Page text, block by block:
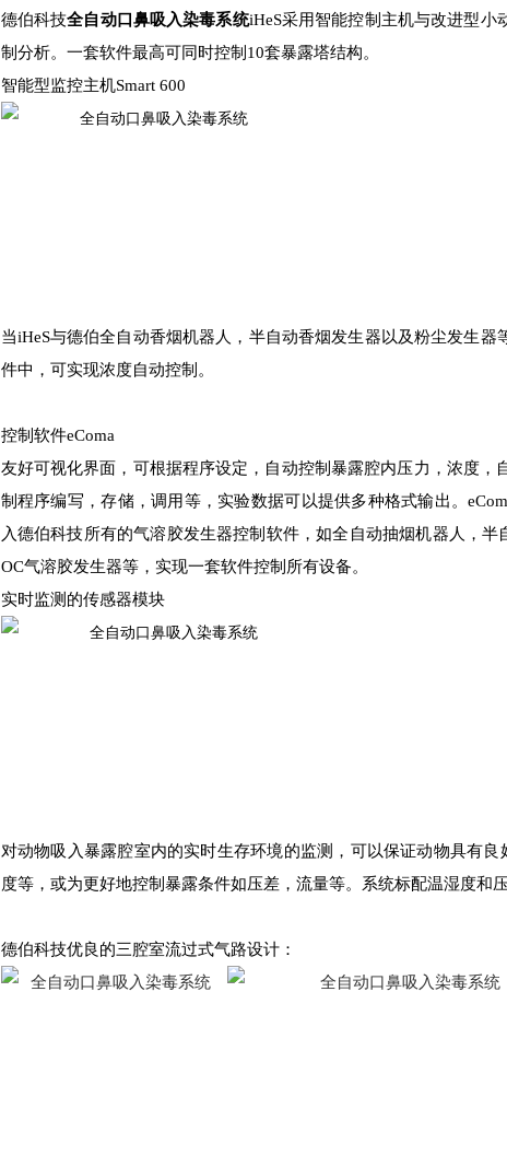
德伯科技全自动口鼻吸入染毒系统iHeS采用智能控制主机与改进型小
制分析。一套软件最高可同时控制10套暴露塔结构。
智能型监控主机Smart 600
当iHeS与德伯全自动香烟机器人，半自动香烟发生器以及粉尘发生
件中，可实现浓度自动控制。
控制软件eComa
友好可视化界面，可根据程序设定，自动控制暴露腔内压力，浓度
制程序编写，存储，调用等，实验数据可以提供多种格式输出。
入德伯科技所有的气溶胶发生器控制软件，如全自动抽烟机器人，
OC气溶胶发生器等，实现一套软件控制所有设备。
实时监测的传感器模块
对动物吸入暴露腔室内的实时生存环境的监测，可以保证动物具有
度等，或为更好地控制暴露条件如压差，流量等。系统标配温湿度和
德伯科技优良的三腔室流过式气路设计：